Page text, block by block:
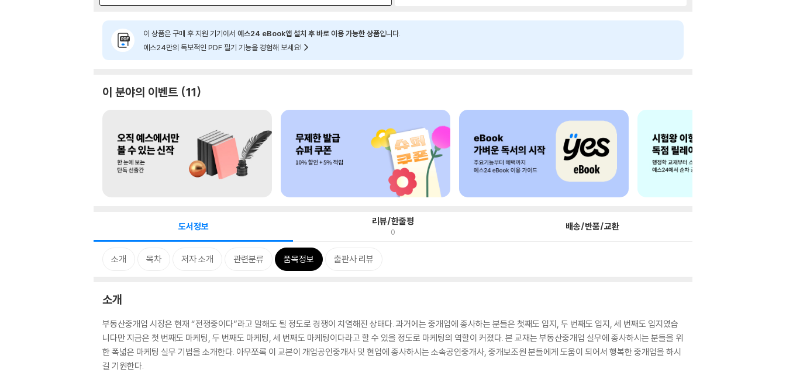
이 상품은 구매 후 지원 기기에서 예스24 eBook앱 설치 후 바로 이용 가능한 상품입니다.
예스24만의 독보적인 PDF 필기 기능을 경험해 보세요!
이 분야의 이벤트 11
도서정보 리뷰/한줄평
0 배송/반품/교환
소개 목차 저자 소개 관련분류 품목정보 출판사 리뷰
소개
부동산중개업 시장은 현재 “전쟁중이다”라고 말해도 될 정도로 경쟁이 치열해진 상태다. 과거에는 중개업에 종사하는 분들은 첫째도 입지, 두 번째도 입지, 세 번째도 입지였습
니다만 지금은 첫 번째도 마케팅, 두 번째도 마케팅, 세 번째도 마케팅이다라고 할 수 있을 정도로 마케팅의 역할이 커졌다. 본 교재는 부동산중개업 실무에 종사하시는 분들을 위
한 폭넓은 마케팅 실무 기법을 소개한다. 아무쪼록 이 교본이 개업공인중개사 및 현업에 종사하시는 소속공인중개사, 중개보조원 분들에게 도움이 되어서 행복한 중개업을 하시
길 기원한다.